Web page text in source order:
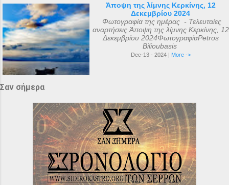
Άποψη της λίμνης Κερκίνης, 12
Δεκεμβρίου 2024
Φωτογραφία της ημέρας - Τελευταίες
αναρτήσεις Άποψη της λίμνης Κερκίνης, 12
Δεκεμβρίου 2024ΦωτογραφίαPetros
Bilioubasis
Dec-13 - 2024 | More ->
Σαν σήμερα